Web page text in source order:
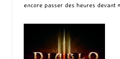
encore passer des heures devant